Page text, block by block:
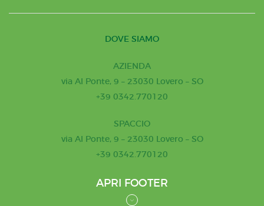
DOVE SIAMO
AZIENDA
via Al Ponte, 9 – 23030 Lovero – SO
+39 0342.770120
SPACCIO
via Al Ponte, 9 – 23030 Lovero – SO
+39 0342.770120
APRI FOOTER